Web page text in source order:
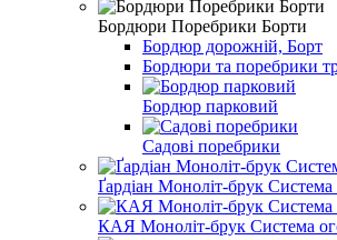
Бордюри Поребрики Борти
Бордюр дорожній, Борт
Бордюри та поребрики
Бордюр парковий
Садові поребрики
Ґардіан Моноліт-брук Система
КАЯ Моноліт-брук Система